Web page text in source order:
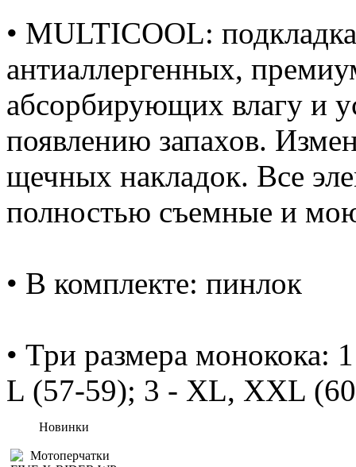
• MULTICOOL:
антиаллергенных,
абсорбирующих влагу и
появлению запахов.
щечных накладок. Все
полностью съемные и
• В комплекте: пинлок
• Три размера монокока:
L (57-59); 3 - XL, XXL
Новинки